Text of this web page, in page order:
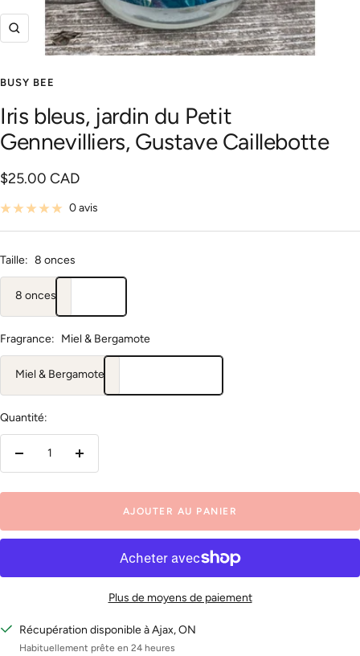
Zoom
BUSY BEE
Iris bleus, jardin du Petit
Gennevilliers, Gustave Caillebotte
Prix
de
$25.00 CAD
0 avis
Taille: 8 onces
8 onces
Fragrance: Miel & Bergamote
Miel & Bergamote
Quantité:
Réduire
Augmenter
AJOUTER AU PANIER
Plus de moyens de paiement
Récupération disponible à Ajax, ON
Habituellement prête en 24 heures